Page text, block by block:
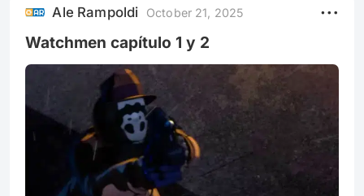
universo Alien De por sí se notan el cuidado en
la producción, el diseño sonoro,
Ale Rampoldi October 21, 2025
Watchmen capítulo 1 y 2